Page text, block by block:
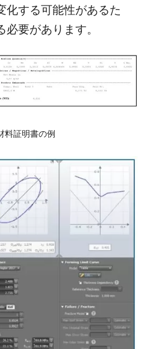
化する可能性があるた
要があります。
料証明書の例